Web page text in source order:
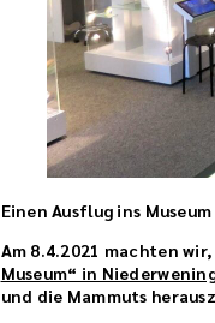
Einen Ausflug ins
Am 8.4.2021 machten
Museum“ in
und die Mammuts